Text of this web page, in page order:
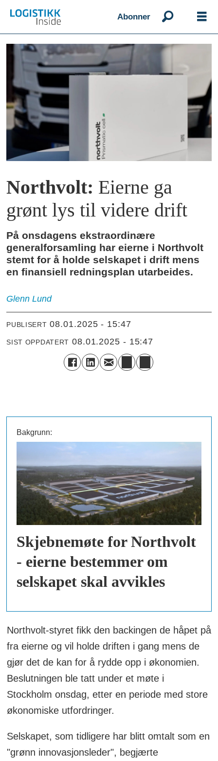
Abonner
Northvolt: Eierne ga
grønt lys til videre drift
På onsdagens ekstraordinære
generalforsamling har eierne i Northvolt
stemt for å holde selskapet i drift mens
en finansiell redningsplan utarbeides.
Glenn Lund
PUBLISERT 08.01.2025 - 15:47
SIST OPPDATERT 08.01.2025 - 15:47
Bakgrunn:
Skjebnemøte for Northvolt
- eierne bestemmer om
selskapet skal avvikles
Northvolt-styret fikk den backingen de håpet på
fra eierne og vil holde driften i gang mens de
gjør det de kan for å rydde opp i økonomien.
Beslutningen ble tatt under et møte i
Stockholm onsdag, etter en periode med store
økonomiske utfordringer.
Selskapet, som tidligere har blitt omtalt som en
"grønn innovasjonsleder", begjærte